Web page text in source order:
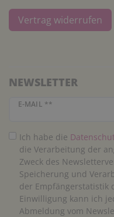
Vertrag widerrufen
NEWSLETTER
E-MAIL **
Newsletter Honig
Ich habe die
die Verarbeitung der
Zweck des
Speicherung und
der Empfängerstatistik
Einwilligung kann ich
Abmeldung vom